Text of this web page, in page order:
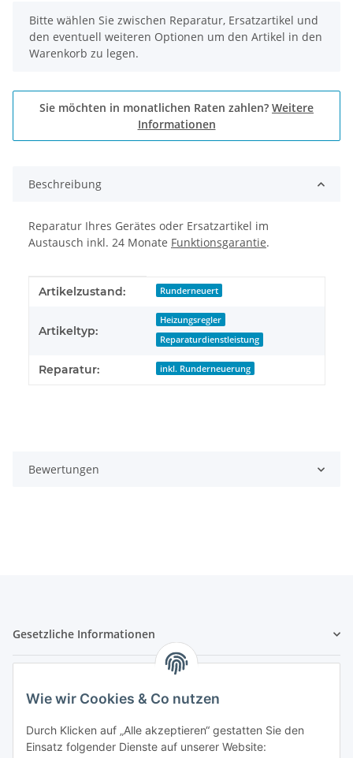
Wie wir Cookies & Co nutzen
Durch Klicken auf „Alle akzeptieren“ gestatten Sie den
Einsatz folgender Dienste auf unserer Website:
x
Bitte wählen Sie zwischen Reparatur, Ersatzartikel und
den eventuell weiteren Optionen um den Artikel in den
Warenkorb zu legen.
Sie möchten in monatlichen Raten zahlen? Weitere
Informationen
Beschreibung
Reparatur Ihres Gerätes oder Ersatzartikel im
Austausch inkl. 24 Monate Funktionsgarantie.
Produkteigenschaft
Wert
Artikelzustand: Runderneuert
Artikeltyp:
Heizungsregler
Reparaturdienstleistung
Reparatur: inkl. Runderneuerung
Bewertungen
Gesetzliche Informationen